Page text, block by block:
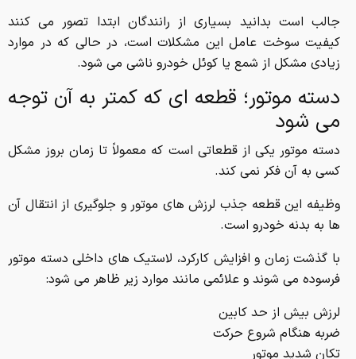
جالب است بدانید بسیاری از رانندگان ابتدا تصور می کنند
کیفیت سوخت عامل این مشکلات است، در حالی که در موارد
زیادی مشکل از شمع یا کوئل خودرو ناشی می شود.
دسته موتور؛ قطعه ای که کمتر به آن توجه
می شود
دسته موتور یکی از قطعاتی است که معمولاً تا زمان بروز مشکل
کسی به آن فکر نمی کند.
وظیفه این قطعه جذب لرزش های موتور و جلوگیری از انتقال آن
ها به بدنه خودرو است.
با گذشت زمان و افزایش کارکرد، لاستیک های داخلی دسته موتور
فرسوده می شوند و علائمی مانند موارد زیر ظاهر می شود:
لرزش بیش از حد کابین
ضربه هنگام شروع حرکت
تکان شدید موتور